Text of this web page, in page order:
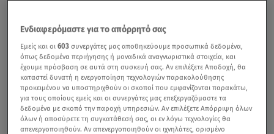
Ενδιαφερόμαστε για το απόρρητό σας
Εμείς και οι603 συνεργάτες μας αποθηκεύουμε προσωπικά δεδομένα,
όπως δεδομένα περιήγησης ή μοναδικά αναγνωριστικά στοιχεία, και
έχουμε πρόσβαση σε αυτά στη συσκευή σας. Αν επιλέξετε Αποδοχή, θα
καταστεί δυνατή η ενεργοποίηση τεχνολογιών παρακολούθησης
προκειμένου να υποστηριχθούν οι σκοποί που εμφανίζονται παρακάτω,
για τους οποίους εμείς και οι συνεργάτες μας επεξεργαζόμαστε τα
δεδομένα με σκοπό την παροχή υπηρεσιών. Αν επιλέξετε Απόρριψη όλων
όλων ή αποσύρετε τη συγκατάθεσή σας, οι εν λόγω τεχνολογίες θα
απενεργοποιηθούν. Αν απενεργοποιηθούν οι ιχνηλάτες, ορισμένο